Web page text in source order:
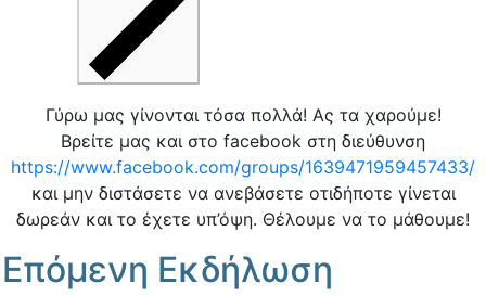
Γύρω μας γίνονται τόσα πολλά! Ας τα χαρούμε!
Βρείτε μας και στο facebook στη διεύθυνση
https://www.facebook.com/groups/1639471959457433/
και μην διστάσετε να ανεβάσετε οτιδήποτε γίνεται
δωρεάν και το έχετε υπ’όψη. Θέλουμε να το μάθουμε!
Επόμενη Εκδήλωση